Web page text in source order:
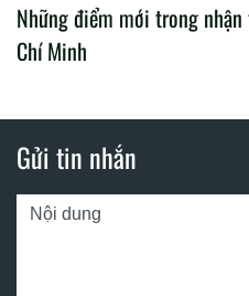
Những điểm mới trong
Chí Minh
Gửi tin nhắn